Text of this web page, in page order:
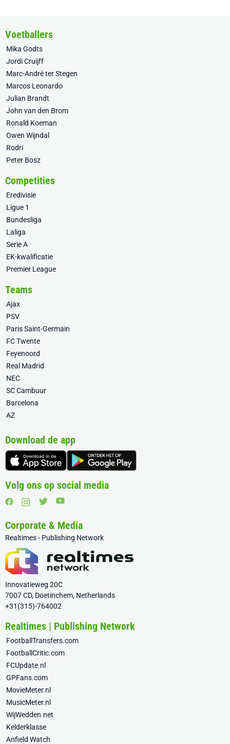
Voetballers
Mika Godts
Jordi Cruijff
Marc-André ter Stegen
Marcos Leonardo
Julian Brandt
John van den Brom
Ronald Koeman
Owen Wijndal
Rodri
Peter Bosz
Competities
Eredivisie
Ligue 1
Bundesliga
Laliga
Serie A
EK-kwalificatie
Premier League
Teams
Ajax
PSV
Paris Saint-Germain
FC Twente
Feyenoord
Real Madrid
NEC
SC Cambuur
Barcelona
AZ
Download de app
Volg ons op social media
Corporate & Media
Realtimes - Publishing Network
Innovatieweg 20C
7007 CD, Doetinchem, Netherlands
+31(315)-764002
Realtimes | Publishing Network
FootballTransfers.com
FootballCritic.com
FCUpdate.nl
GPFans.com
MovieMeter.nl
MusicMeter.nl
WijWedden.net
Kelderklasse
Anfield Watch